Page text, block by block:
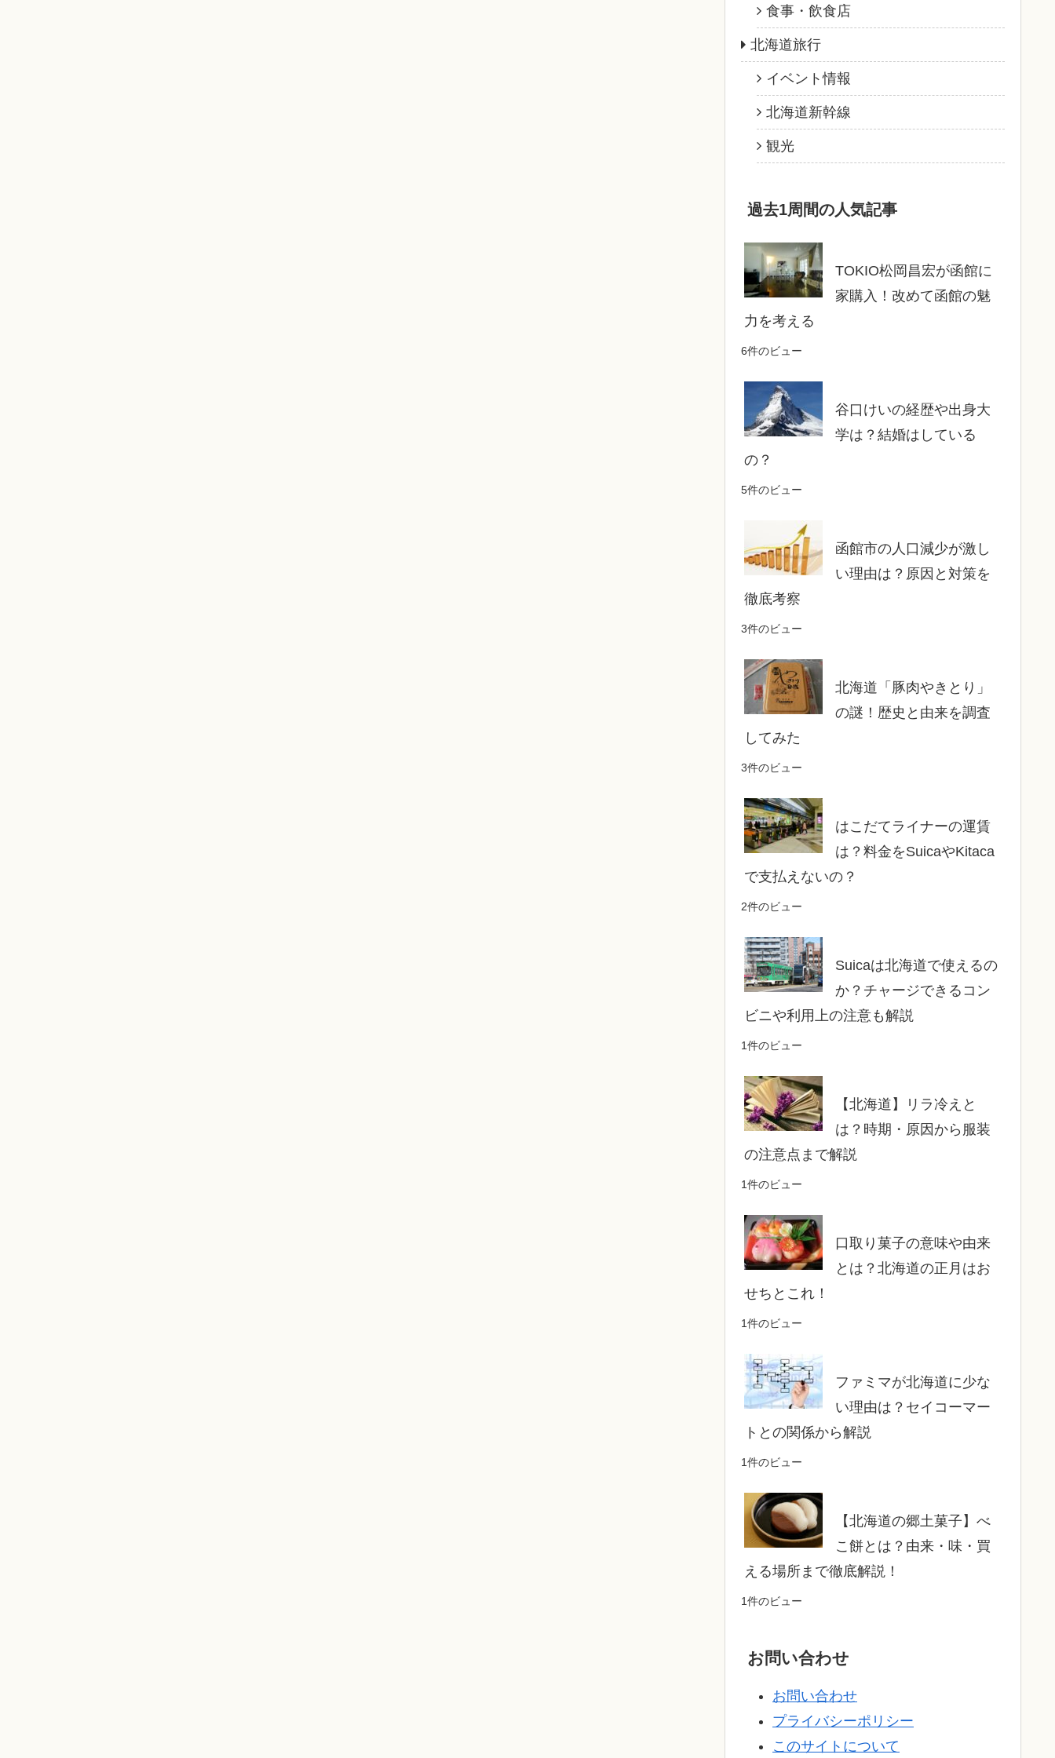
食事・飲食店
北海道旅行
イベント情報
北海道新幹線
観光
過去1周間の人気記事
TOKIO松岡昌宏が函館に
家購入！改めて函館の魅
力を考える
6件のビュー
谷口けいの経歴や出身大
学は？結婚はしている
の？
5件のビュー
函館市の人口減少が激し
い理由は？原因と対策を
徹底考察
3件のビュー
北海道「豚肉やきとり」
の謎！歴史と由来を調査
してみた
3件のビュー
はこだてライナーの運賃
は？料金をSuicaやKitaca
で支払えないの？
2件のビュー
Suicaは北海道で使えるの
か？チャージできるコン
ビニや利用上の注意も解説
1件のビュー
【北海道】リラ冷えと
は？時期・原因から服装
の注意点まで解説
1件のビュー
口取り菓子の意味や由来
とは？北海道の正月はお
せちとこれ！
1件のビュー
ファミマが北海道に少な
い理由は？セイコーマー
トとの関係から解説
1件のビュー
【北海道の郷土菓子】べ
こ餅とは？由来・味・買
える場所まで徹底解説！
1件のビュー
お問い合わせ
お問い合わせ
プライバシーポリシー
このサイトについて